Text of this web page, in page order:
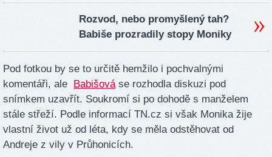
Rozvod, nebo promyšlený tah?
Babiše prozradily stopy Moniky
Pod fotkou by se to určitě hemžilo i pochvalnými
komentáři, ale Babišová se rozhodla diskuzi pod
snímkem uzavřít. Soukromí si po dohodě s manželem
stále střeží. Podle informací TN.cz si však Monika žije
vlastní život už od léta, kdy se měla odstěhovat od
Andreje z vily v Průhonicích.